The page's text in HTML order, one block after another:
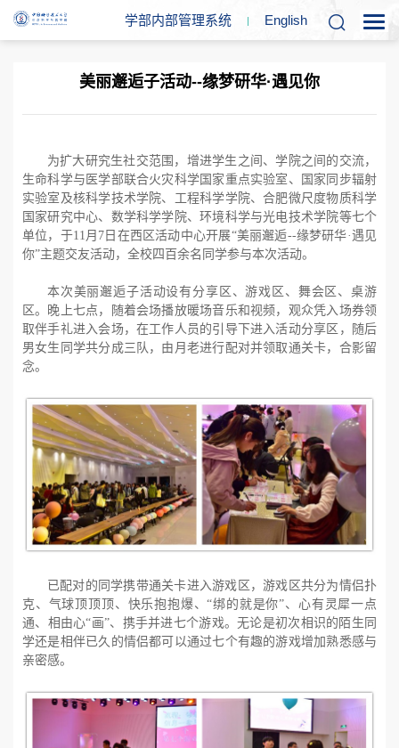
学部内部管理系统 English
美丽邂逅子活动--缘梦研华·遇见你
为扩大研究生社交范围，增进学生之间、学院之间的交流，
生命科学与医学部联合火灾科学国家重点实验室、国家同步辐射
实验室及核科学技术学院、工程科学学院、合肥微尺度物质科学
国家研究中心、数学科学学院、环境科学与光电技术学院等七个
单位，于11月 7 日在西区活动中心开展“美丽邂逅--缘梦研华·遇见
你”主题交友活动，全校四百余名同学参与本次活动。
本次美丽邂逅子活动设有分享区、游戏区、舞会区、桌游
区。晚上七点，随着会场播放暖场音乐和视频，观众凭入场券领
取伴手礼进入会场，在工作人员的引导下进入活动分享区，随后
男女生同学共分成三队，由月老进行配对并领取通关卡，合影留
念。
已配对的同学携带通关卡进入游戏区，游戏区共分为情侣扑
克、气球顶顶顶、快乐抱抱爆、“绑的就是你”、心有灵犀一点
通、相由心“画”、携手并进七个游戏。无论是初次相识的陌生同
学还是相伴已久的情侣都可以通过七个有趣的游戏增加熟悉感与
亲密感。